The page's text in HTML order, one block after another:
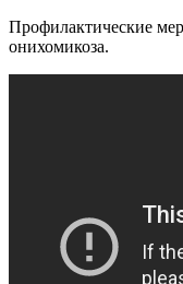
Профилактические
онихомикоза.